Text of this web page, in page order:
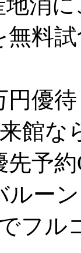
無料
円優待
館な
先予
ルー
フル